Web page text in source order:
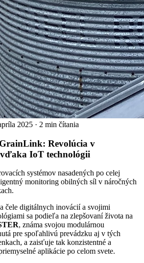
2025 · 2 min čítania
Revolúcia v
IoT technológii
systémov nasadených po celej
monitoring obilných síl v náročných
čele digitálnych inovácií a svojimi
sa podieľa na zlepšovaní života na
, známa svojou modulárnou
pre spoľahlivú prevádzku aj v tých
a zaisťuje tak konzistentné a
aplikácie po celom svete.